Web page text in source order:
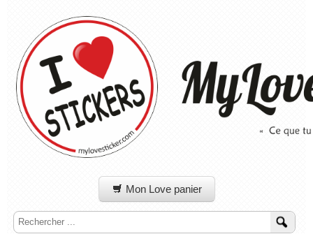
Mon Love panier